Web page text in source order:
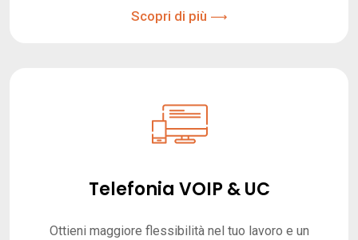
Scopri di più
Telefonia VOIP & UC
Ottieni maggiore flessibilità nel tuo lavoro e un